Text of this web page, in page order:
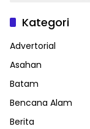
Kategori
Advertorial
Asahan
Batam
Bencana Alam
Berita